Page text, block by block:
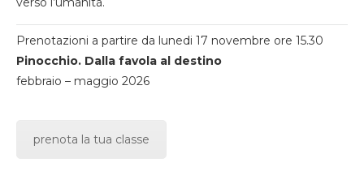
Prenotazioni a partire da lunedi 17 novembre ore 15.30
Pinocchio. Dalla favola al destino
febbraio – maggio 2026
prenota la tua classe